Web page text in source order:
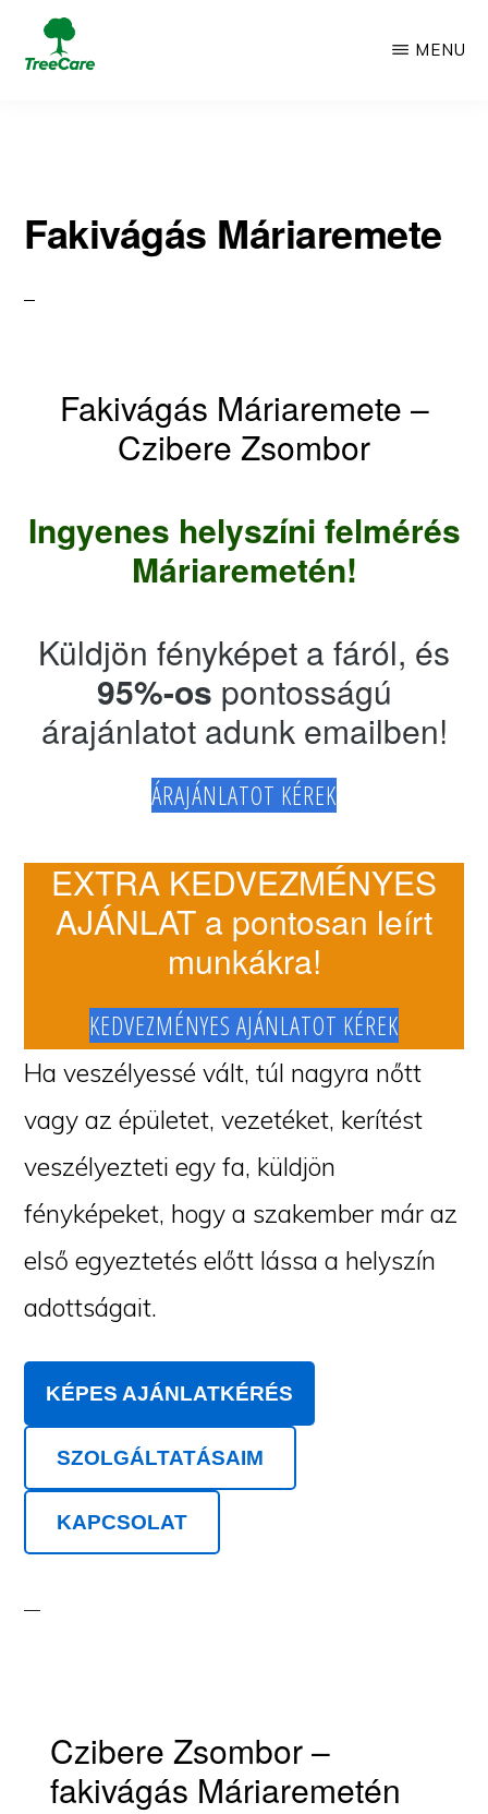
Skip
WordPress
oldal
MENU
Fakivágás Máriaremete
Fakivágás Máriaremete –
Czibere Zsombor
Ingyenes helyszíni felmérés
Máriaremetén!
Küldjön fényképet a fáról, és
95%-os pontosságú
árajánlatot adunk emailben!
ÁRAJÁNLATOT KÉREK
EXTRA KEDVEZMÉNYES
AJÁNLAT a pontosan leírt
munkákra!
KEDVEZMÉNYES AJÁNLATOT KÉREK
Ha veszélyessé vált, túl nagyra nőtt
vagy az épületet, vezetéket, kerítést
veszélyezteti egy fa, küldjön
fényképeket, hogy a szakember már az
első egyeztetés előtt lássa a helyszín
adottságait.
KÉPES AJÁNLATKÉRÉS
SZOLGÁLTATÁSAIM
KAPCSOLAT
Czibere Zsombor –
fakivágás Máriaremetén